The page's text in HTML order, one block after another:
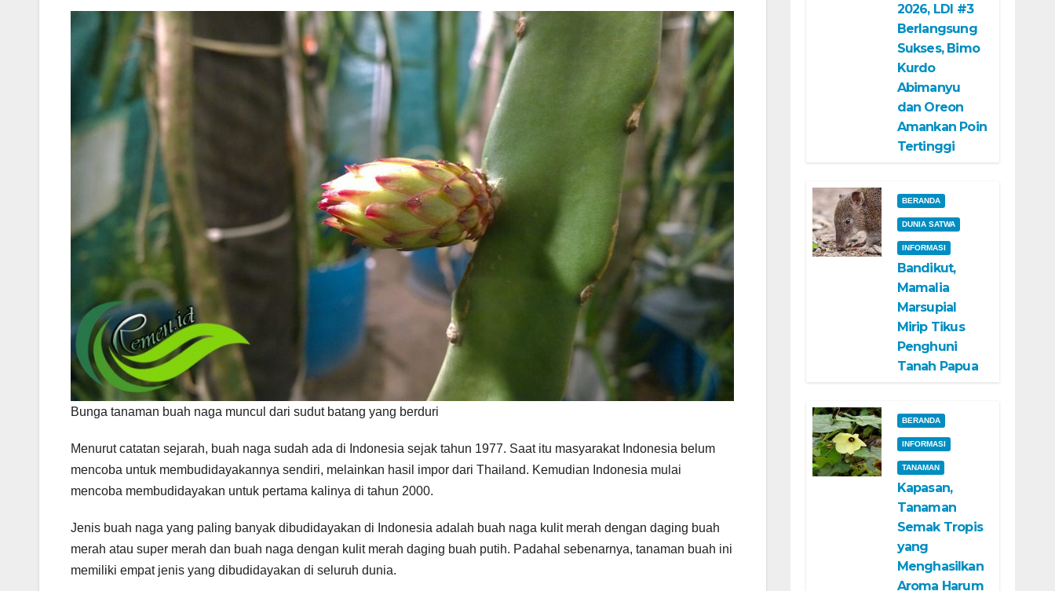
Bunga tanaman buah naga muncul dari sudut batang yang berduri
Menurut catatan sejarah, buah naga sudah ada di Indonesia sejak tahun 1977. Saat itu masyarakat Indonesia belum
mencoba untuk membudidayakannya sendiri, melainkan hasil impor dari Thailand. Kemudian Indonesia mulai
mencoba membudidayakan untuk pertama kalinya di tahun 2000.
Jenis buah naga yang paling banyak dibudidayakan di Indonesia adalah buah naga kulit merah dengan daging buah
merah atau super merah dan buah naga dengan kulit merah daging buah putih. Padahal sebenarnya, tanaman buah ini
memiliki empat jenis yang dibudidayakan di seluruh dunia.
2026, LDI #3
Berlangsung
Sukses, Bimo
Kurdo
Abimanyu
dan Oreon
Amankan Poin
Tertinggi
BERANDA
DUNIA SATWA
INFORMASI
Bandikut,
Mamalia
Marsupial
Mirip Tikus
Penghuni
Tanah Papua
BERANDA
INFORMASI
TANAMAN
Kapasan,
Tanaman
Semak Tropis
yang
Menghasilkan
Aroma Harum